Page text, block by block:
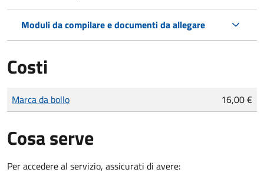
Moduli da compilare e documenti da allegare
Costi
Tipo di pagamento
Importo
Marca da bollo 16,00 €
Cosa serve
Per accedere al servizio, assicurati di avere: